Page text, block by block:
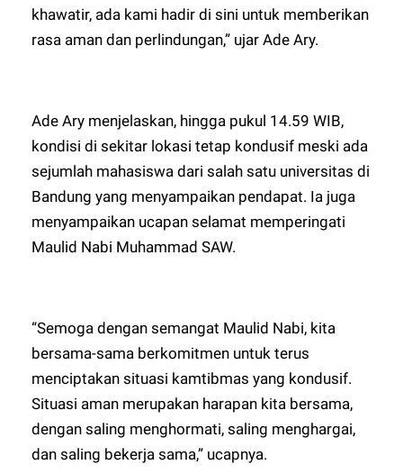
khawatir, ada kami hadir di sini untuk memberikan
rasa aman dan perlindungan,” ujar Ade Ary.
Ade Ary menjelaskan, hingga pukul 14.59 WIB,
kondisi di sekitar lokasi tetap kondusif meski ada
sejumlah mahasiswa dari salah satu universitas di
Bandung yang menyampaikan pendapat. Ia juga
menyampaikan ucapan selamat memperingati
Maulid Nabi Muhammad SAW.
“Semoga dengan semangat Maulid Nabi, kita
bersama-sama berkomitmen untuk terus
menciptakan situasi kamtibmas yang kondusif.
Situasi aman merupakan harapan kita bersama,
dengan saling menghormati, saling menghargai,
dan saling bekerja sama,” ucapnya.